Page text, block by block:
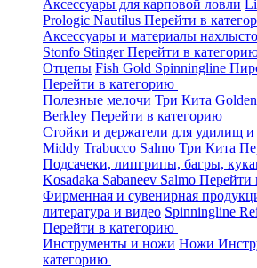
Аксессуары для карповой ловли
Prologic Nautilus Перейти в
Аксессуары и материалы
Stonfo StingerПерейти в
Отцепы Fish Gold Spinningline
Перейти в категорию
Полезные мелочи Три Кита
Berkley Перейти в категорию
Стойки и держатели для удилищ и
Middy Trabucco Salmo Три Кита
Подсачеки, липгрипы, багры,
Kosadaka Sabaneev Salmo Перейти
Фирменная и сувенирная
литература и видео Spinningline
Перейти в категорию
Инструменты и ножи Ножи
категорию